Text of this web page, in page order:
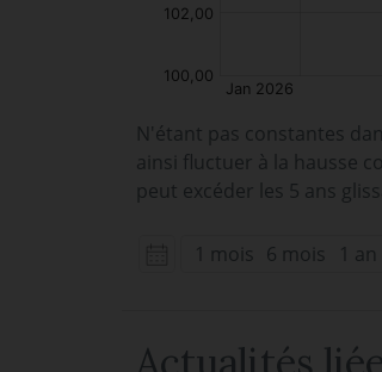
N'étant pas constantes
ainsi fluctuer à la hausse
peut excéder les 5 ans
1 mois 6 mois 1 an
Actualités